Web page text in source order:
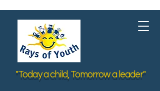
"Today a child, Tomorrow a leader"